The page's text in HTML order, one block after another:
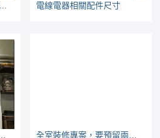
電線電器相關配件尺寸